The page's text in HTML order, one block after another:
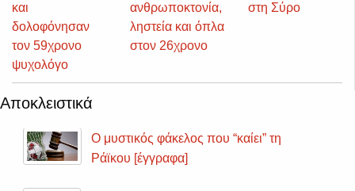
και
δολοφόνησαν
τον 59χρονο
ψυχολόγο
ανθρωποκτονία,
ληστεία και όπλα
στον 26χρονο
στη Σύρο
Αποκλειστικά
Ο μυστικός φάκελος που “καίει” τη
Ράϊκου [έγγραφα]